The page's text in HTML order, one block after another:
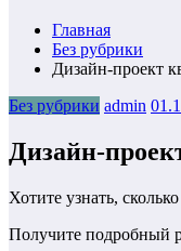
Главная
Без рубрики
Дизайн-проект
Без рубрики admin
Дизайн-
Хотите узнать,
Получите подробный